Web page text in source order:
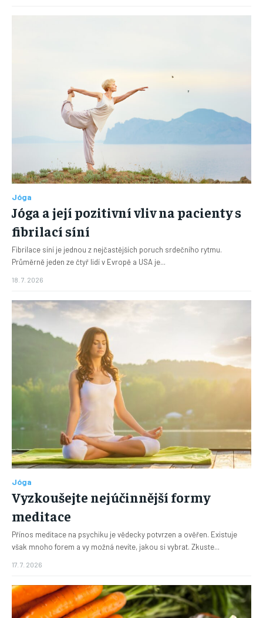
Jóga
Jóga a její pozitivní vliv na pacienty s
fibrilací síní
Fibrilace síní je jednou z nejčastějších poruch srdečního rytmu.
Průměrně jeden ze čtyř lidí v Evropě a USA je...
18. 7. 2026
Jóga
Vyzkoušejte nejúčinnější formy
meditace
Přínos meditace na psychiku je vědecky potvrzen a ověřen. Existuje
však mnoho forem a vy možná nevíte, jakou si vybrat. Zkuste...
17. 7. 2026